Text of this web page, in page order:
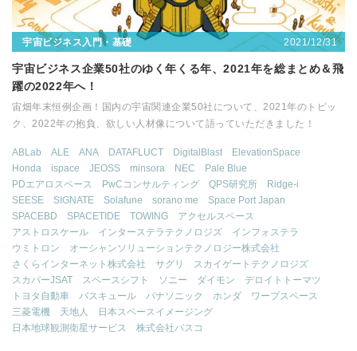
宇宙ビジネス入門・基礎 2021/12/31
宇宙ビジネス企業50社のゆく年くる年、2021年を総まとめ＆飛
躍の2022年へ！
宙畑年末恒例企画！国内の宇宙関連企業50社について、2021年のトピッ
ク、2022年の抱負、欲しい人材像について語っていただきました！
ABLab ALE ANA DATAFLUCT DigitalBlast
ElevationSpace
Honda
ispace JEOSS minsora NEC
Pale Blue
PDエアロスペース
PwCコンサルティング QPS研究所
Ridge-i
SEESE
SIGNATE Solafune sorano me
Space Port Japan
SPACEBD
SPACETIDE TOWING
アクセルスペース
アストロスケール
インターステラテクノロジズ
インフォステラ
ウミトロン
オーシャンソリューションテクノロジー株式会社
さくらインターネット株式会社
サグリ
スカイゲートテクノロジズ
スカパーJSAT
スペースシフト ソニー ダイモン
デロイトトーマツ
トヨタ自動車
バスキュール パナソニック ホンダ
ワープスペース
三菱電機
天地人
日本スペースイメージング
日本地球観測衛星サービス
株式会社パスコ